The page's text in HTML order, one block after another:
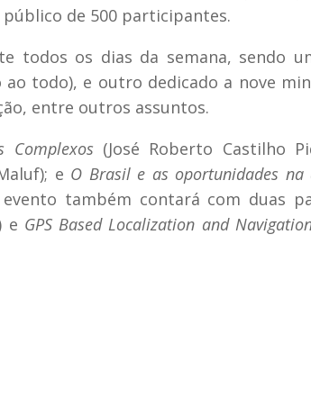
de 500 participantes.
todos os dias da semana, sendo
todo), e outro dedicado a nove
entre outros assuntos.
Complexos (José Roberto Castilho
e O Brasil e as oportunidades na
também contará com duas
e GPS Based Localization and